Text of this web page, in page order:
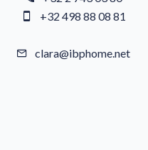
+32 498 88 08 81
clara@ibphome.net